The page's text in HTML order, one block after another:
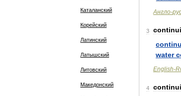
Каталанский
Корейский
Латинский
Латышский
Литовский
Македонский
Англо-
3
water
English-
4